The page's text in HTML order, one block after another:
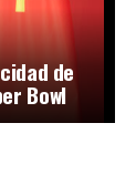
de
Bowl